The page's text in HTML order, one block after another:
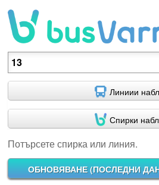
Потърсете спирка или линия.
Линиии
Спирки
Потърсете спирка или линия.
ОБНОВЯВАНЕ (ПОСЛЕДНИ